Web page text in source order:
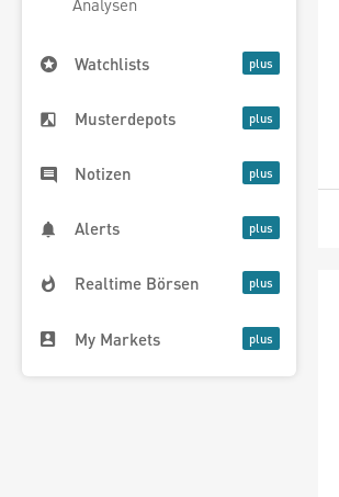
Analysen
Watchlists
Musterdepots
Notizen
Alerts
Realtime Börsen
My Markets